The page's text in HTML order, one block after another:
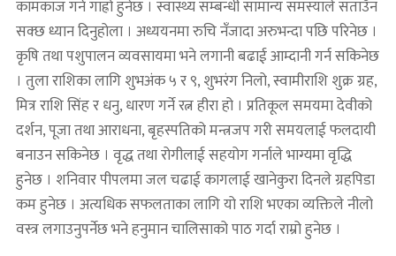
कामकाज गर्न गाह्रो हुनेछ । स्वास्थ्य सम्बन्धी सामान्य समस्याले सताउँन
सक्छ ध्यान दिनुहोला । अध्ययनमा रुचि नँजादा अरुभन्दा पछि परिनेछ ।
कृषि तथा पशुपालन व्यवसायमा भने लगानी बढाई आम्दानी गर्न सकिनेछ
। तुला राशिका लागि शुभअंक ५ र ९, शुभरंग निलो, स्वामीराशि शुक्र ग्रह,
मित्र राशि सिंह र धनु, धारण गर्ने रत्न हीरा हो । प्रतिकूल समयमा देवीको
दर्शन, पूजा तथा आराधना, बृहस्पतिको मन्त्रजप गरी समयलाई फलदायी
बनाउन सकिनेछ । वृद्ध तथा रोगीलाई सहयोग गर्नाले भाग्यमा वृद्धि
हुनेछ । शनिवार पीपलमा जल चढाई कागलाई खानेकुरा दिनले ग्रहपिडा
कम हुनेछ । अत्यधिक सफलताका लागि यो राशि भएका व्यक्तिले नीलो
वस्त्र लगाउनुपर्नेछ भने हनुमान चालिसाको पाठ गर्दा राम्रो हुनेछ ।